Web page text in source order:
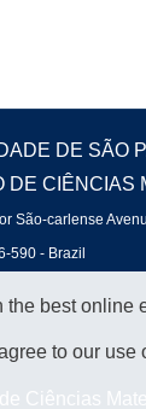
DE SÃO
DE
São-carlense
590 - Brazil
Ciências
the best
to our use